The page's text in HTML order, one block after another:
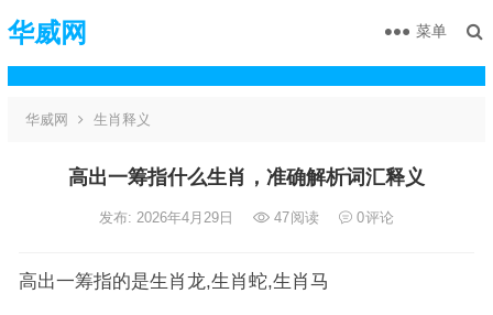
华威网 菜单
华威网 生肖释义
高出一筹指什么生肖，准确解析词汇释义
发布: 2026年4月29日 47阅读 0评论
高出一筹指的是生肖龙,生肖蛇,生肖马